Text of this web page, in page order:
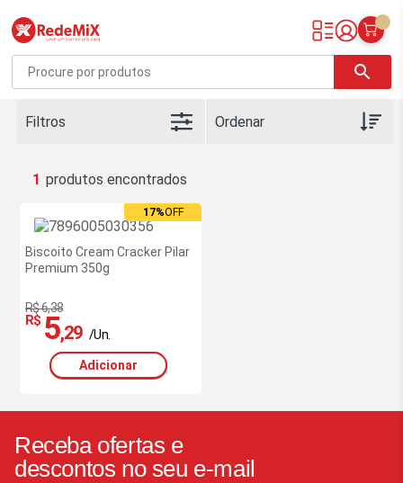
Redemix – Supermercado Online
search
Filtros
1
17%OFF
Biscoito Cream Cracker Pilar
Premium 350g
R$ 6,38
R$ 5,29 /Un.
Adicionar
Receba ofertas e
descontos no seu e-mail